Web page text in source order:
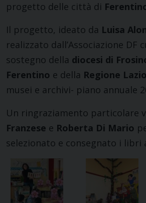
progetto delle città di
Il progetto, ideato da Luisa
realizzato dall’Associazione DF
sostegno della diocesi di
Ferentino e della Regione Lazio
musei e archivi- piano annuale
Un ringraziamento particolare
Franzese e Roberta Di Mario
selezionato e consegnato i libri